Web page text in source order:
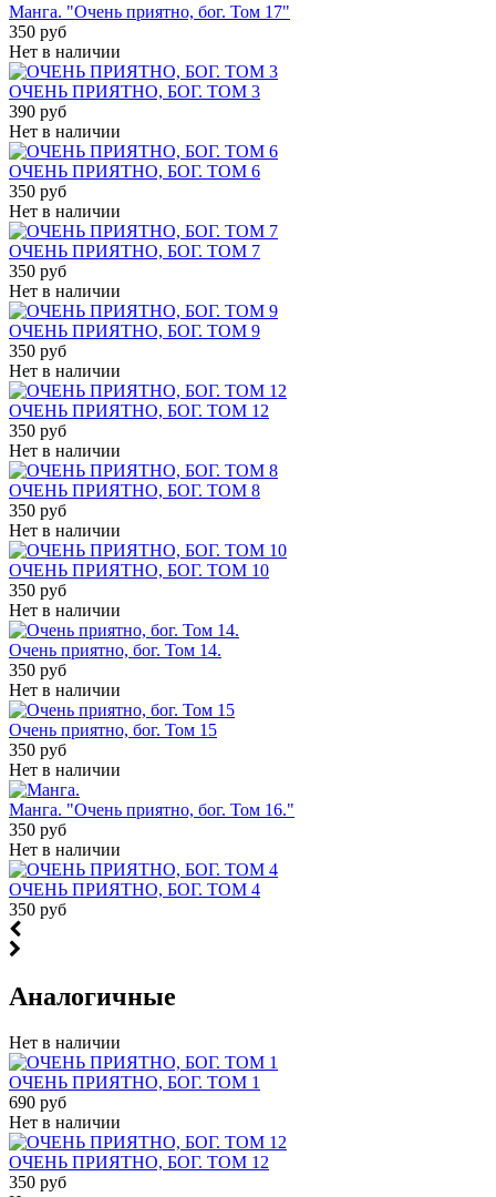
Манга. "Очень приятно, бог. Том 17"
350 руб
Нет в наличии
ОЧЕНЬ ПРИЯТНО, БОГ. ТОМ 3
390 руб
Нет в наличии
ОЧЕНЬ ПРИЯТНО, БОГ. ТОМ 6
350 руб
Нет в наличии
ОЧЕНЬ ПРИЯТНО, БОГ. ТОМ 7
350 руб
Нет в наличии
ОЧЕНЬ ПРИЯТНО, БОГ. ТОМ 9
350 руб
Нет в наличии
ОЧЕНЬ ПРИЯТНО, БОГ. ТОМ 12
350 руб
Нет в наличии
ОЧЕНЬ ПРИЯТНО, БОГ. ТОМ 8
350 руб
Нет в наличии
ОЧЕНЬ ПРИЯТНО, БОГ. ТОМ 10
350 руб
Нет в наличии
Очень приятно, бог. Том 14.
350 руб
Нет в наличии
Очень приятно, бог. Том 15
350 руб
Нет в наличии
Манга. "Очень приятно, бог. Том 16."
350 руб
Нет в наличии
ОЧЕНЬ ПРИЯТНО, БОГ. ТОМ 4
350 руб
Аналогичные
Нет в наличии
ОЧЕНЬ ПРИЯТНО, БОГ. ТОМ 1
690 руб
Нет в наличии
ОЧЕНЬ ПРИЯТНО, БОГ. ТОМ 12
350 руб